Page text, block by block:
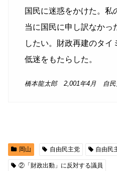
国民に迷惑をかけた。私
当に国民に申し訳なかっ
したい。財政再建のタイ
低迷をもたらした。
橋本龍太郎 2,001年4月 自民
岡山 自由民主党 自由民
②「財政出動」に反対する議員